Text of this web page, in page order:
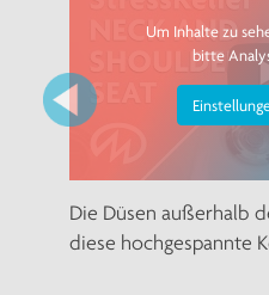
Um Inhalte zu
bitte
Die Düsen außerhalb
diese hochgespannte